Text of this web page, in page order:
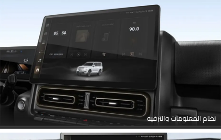
نظام المعلومات والترفيه